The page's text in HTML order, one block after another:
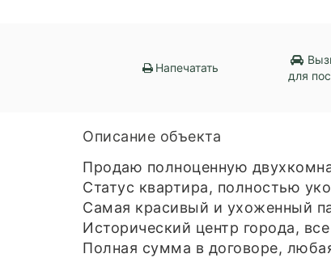
Напечатать
для
Описание объекта
Продаю полноценную
Статус квартира, полностью
Самая красивый и ухоженный
Исторический центр города,
Полная сумма в договоре,